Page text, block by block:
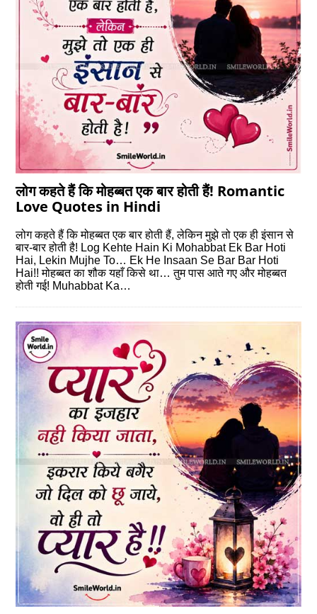
लोग कहते हैं कि मोहब्‍बत एक बार होती हैं! Romantic
Love Quotes in Hindi
लोग कहते हैं कि मोहब्‍बत एक बार होती हैं, लेकिन मुझे तो एक ही इंसान से
बार-बार होती है! Log Kehte Hain Ki Mohabbat Ek Bar Hoti
Hai, Lekin Mujhe To… Ek He Insaan Se Bar Bar Hoti
Hai!! मोहब्‍बत का शौक यहाँ किसे था… तुम पास आते गए और मोहब्‍बत
होती गई! Muhabbat Ka…